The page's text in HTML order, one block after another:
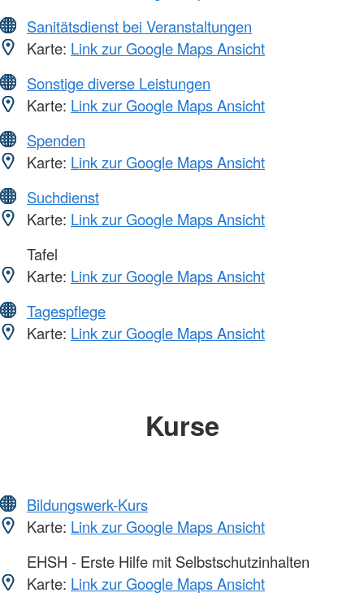
Sanitätsdienst bei Veranstaltungen
Karte: Link zur Google Maps Ansicht
Sonstige diverse Leistungen
Karte: Link zur Google Maps Ansicht
Spenden
Karte: Link zur Google Maps Ansicht
Suchdienst
Karte: Link zur Google Maps Ansicht
Tafel
Karte: Link zur Google Maps Ansicht
Tagespflege
Karte: Link zur Google Maps Ansicht
Kurse
Bildungswerk-Kurs
Karte: Link zur Google Maps Ansicht
EHSH - Erste Hilfe mit Selbstschutzinhalten
Karte: Link zur Google Maps Ansicht